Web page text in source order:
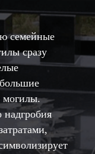
семейные
сразу
могилы.
надгробия